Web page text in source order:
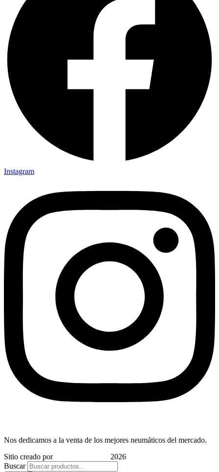
Instagram
Nos dedicamos a la venta de los mejores neumáticos del mercado.
Sitio creado por
2026
Buscar